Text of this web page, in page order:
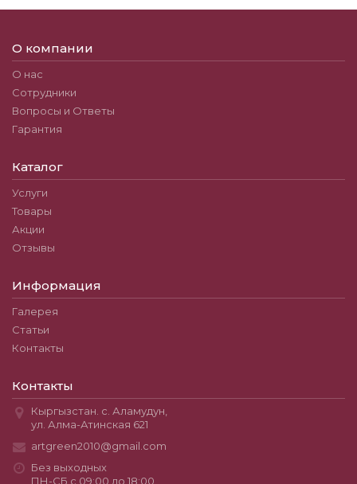
О компании
О нас
Сотрудники
Вопросы и Ответы
Гарантия
Каталог
Услуги
Товары
Акции
Отзывы
Информация
Галерея
Статьи
Контакты
Контакты
Кыргызстан. с. Аламудун,
ул. Алма-Атинская 621
artgreen2010@gmail.com
Без выходных
ПН-СБ с 09:00 до 18:00